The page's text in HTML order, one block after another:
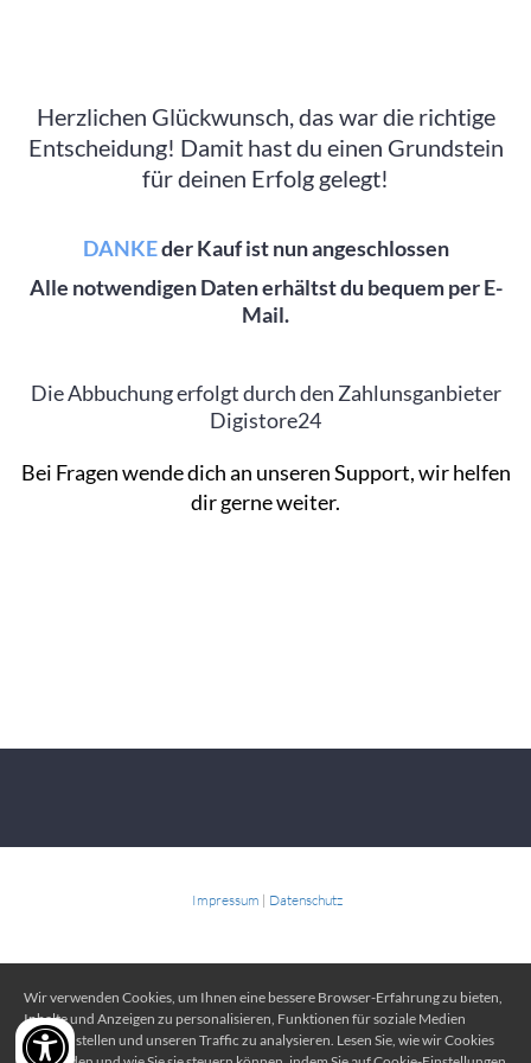
Herzlichen Glückwunsch, das war die richtige
Entscheidung! Damit hast du einen Grundstein
für deinen Erfolg gelegt!
DANKEder Kauf ist nun angeschlossen
Alle notwendigen Daten erhältst du bequem per E-
Mail.
Die Abbuchung erfolgt durch den Zahlunsganbieter
Digistore24
Bei Fragen wende dich an unseren Support, wir helfen
dir gerne weiter.
Impressum | Datenschutz
Wir verwenden Cookies, um Ihnen eine bessere Browser-Erfahrung zu bieten,
Inhalte und Anzeigen zu personalisieren, Funktionen für soziale Medien
bereitzustellen und unseren Traffic zu analysieren. Lesen Sie, wie wir Cookies